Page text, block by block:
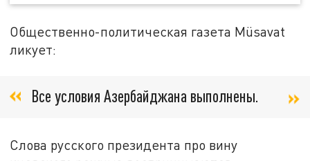
Общественно-политическая газета Müsavat
ликует:
Все условия Азербайджана выполнены.
Слова русского президента про вину